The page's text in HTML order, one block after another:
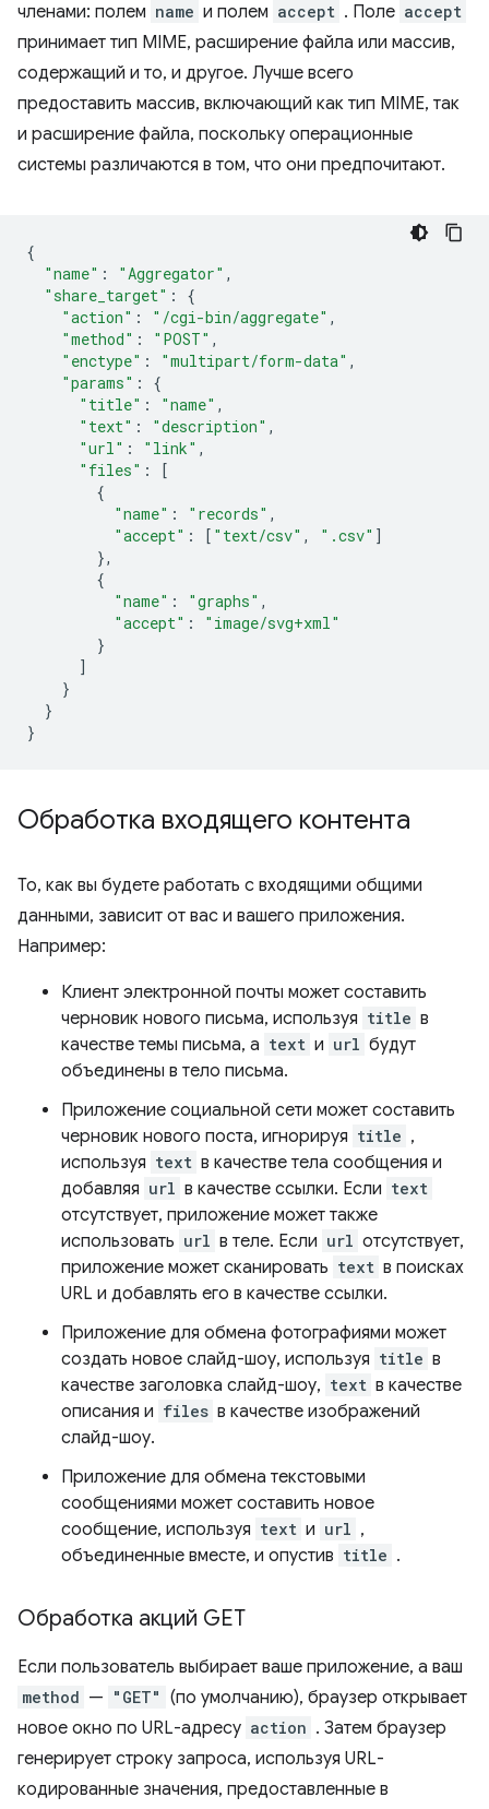
членами: полем name и полем accept . Поле accept
принимает тип MIME, расширение файла или массив,
содержащий и то, и другое. Лучше всего
предоставить массив, включающий как тип MIME, так
и расширение файла, поскольку операционные
системы различаются в том, что они предпочитают.
{
"name" : "Aggregator" ,
"share_target" :
{
"action" : "/cgi-bin/aggregate" ,
"method" : "POST" ,
"enctype" : "multipart/form-data" ,
"params" :
{
"title" : "name" ,
"text" : "description" ,
"url" : "link" ,
"files" :
[
{
"name" : "records" ,
"accept" : [ "text/csv" , ".csv" ]
},
{
"name" : "graphs" ,
"accept" :
"image/svg+xml"
}
]
}
}
}
Обработка входящего контента
То, как вы будете работать с входящими общими
данными, зависит от вас и вашего приложения.
Например:
Клиент электронной почты может составить
черновик нового письма, используя title в
качестве темы письма, а text и url будут
объединены в тело письма.
Приложение социальной сети может составить
черновик нового поста, игнорируя title ,
используя text в качестве тела сообщения и
добавляя url в качестве ссылки. Если text
отсутствует, приложение может также
использовать url в теле. Если url отсутствует,
приложение может сканировать text в поисках
URL и добавлять его в качестве ссылки.
Приложение для обмена фотографиями может
создать новое слайд-шоу, используя title в
качестве заголовка слайд-шоу, text в качестве
описания и files в качестве изображений
слайд-шоу.
Приложение для обмена текстовыми
сообщениями может составить новое
сообщение, используя text и url ,
объединенные вместе, и опустив title .
Обработка акций GET
Если пользователь выбирает ваше приложение, а ваш
method — "GET" (по умолчанию), браузер открывает
новое окно по URL-адресу action . Затем браузер
генерирует строку запроса, используя URL-
кодированные значения, предоставленные в